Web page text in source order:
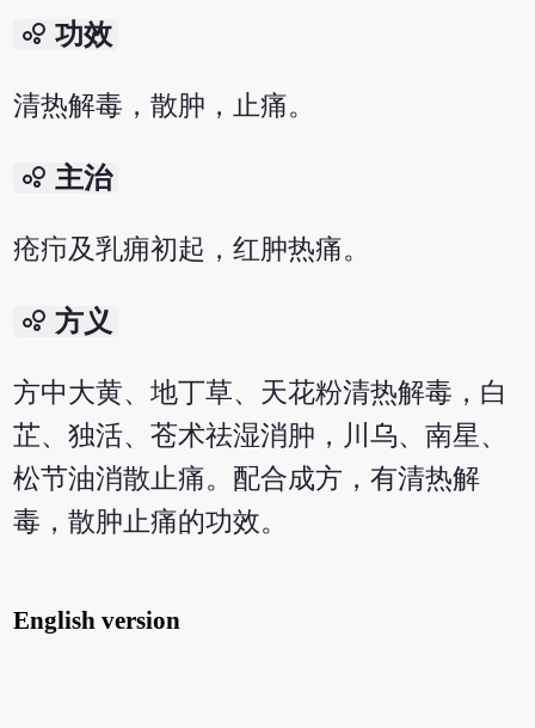
bubble_chart 功效
清热解毒，散肿，止痛。
bubble_chart 主治
疮疖及乳痈初起，红肿热痛。
bubble_chart 方义
方中大黄、地丁草、天花粉清热解毒，白
芷、独活、苍术祛湿消肿，川乌、南星、
松节油消散止痛。配合成方，有清热解
毒，散肿止痛的功效。
English version